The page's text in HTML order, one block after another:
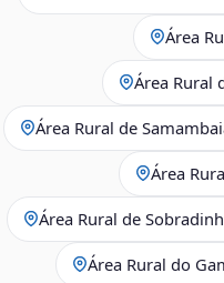
Área
Área Rural
Área Rural de
Área
Área Rural de
Área Rural do